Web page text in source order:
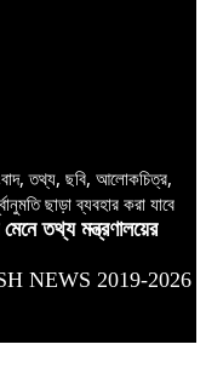
তথ্য, ছবি, আলোকচিত্র,
ছাড়া ব্যবহার করা যাবে
তথ্য মন্ত্রণালয়ের
NEWS 2019-2026